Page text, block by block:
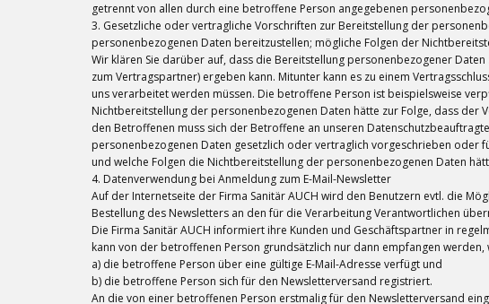
getrennt von allen durch eine betroffene Person angegebenen
3. Gesetzliche oder vertragliche Vorschriften zur Bereitstellung der
personenbezogenen Daten bereitzustellen; mögliche Folgen der
Wir klären Sie darüber auf, dass die Bereitstellung personenbezogener
zum Vertragspartner) ergeben kann. Mitunter kann es zu einem
uns verarbeitet werden müssen. Die betroffene Person ist beispielsweise
Nichtbereitstellung der personenbezogenen Daten hätte zur Folge, dass
den Betroffenen muss sich der Betroffene an unseren
personenbezogenen Daten gesetzlich oder vertraglich vorgeschrieben
und welche Folgen die Nichtbereitstellung der personenbezogenen Daten
4. Datenverwendung bei Anmeldung zum E-Mail-Newsletter
Auf der Internetseite der Firma Sanitär AUCH wird den Benutzern evtl. die
Bestellung des Newsletters an den für die Verarbeitung Verantwortlichen
Die Firma Sanitär AUCH informiert ihre Kunden und Geschäftspartner in
kann von der betroffenen Person grundsätzlich nur dann empfangen werden,
a) die betroffene Person über eine gültige E-Mail-Adresse verfügt und
b) die betroffene Person sich für den Newsletterversand registriert.
An die von einer betroffenen Person erstmalig für den Newsletterversand